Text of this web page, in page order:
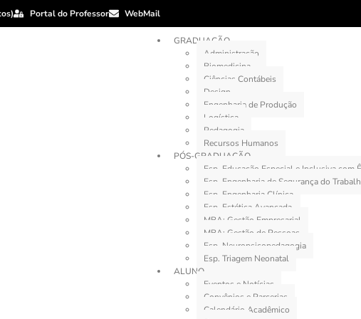
Portal do Professor WebMail
GRADUAÇÃO
Administração
Biomedicina
Ciências Contábeis
Design
Engenharia de Produção
Logística
Pedagogia
Recursos Humanos
PÓS-GRADUAÇÃO
Esp. Educação Especial e Inclusiva com
Esp. Engenharia de Segurança do
Esp. Engenharia Clínica
Esp. Estética Avançada
MBA: Gestão Empresarial
MBA: Gestão de Pessoas
Esp. Neuropsicopedagogia
Esp. Triagem Neonatal
ALUNO
Eventos e Notícias
Convênios e Parcerias
Calendário Acadêmico